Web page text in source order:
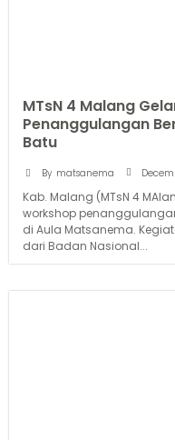
MTsN 4 Malang
Penanggulangan
Batu
By matsanema
Kab. Malang (MTsN 4
workshop
di Aula Matsanema.
dari Badan Nasional...